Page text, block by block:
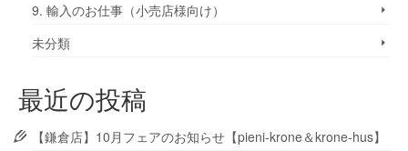
9. 輸入のお仕事（小売店様向け）
未分類
最近の投稿
【鎌倉店】10月フェアのお知らせ【pieni-krone＆krone-hus】